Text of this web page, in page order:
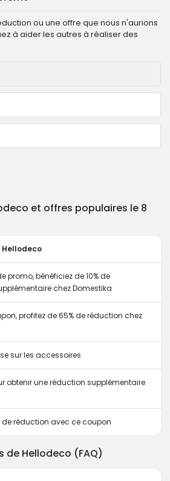
ou une offre que nous n'aurions
à aider les autres à réaliser des
et offres populaires le 8
Hellodeco
promo, bénéficiez de 10% de
chez Domestika
profitez de 65% de réduction chez
sur les accessoires
obtenir une réduction supplémentaire
de réduction avec ce coupon
de Hellodeco (FAQ)